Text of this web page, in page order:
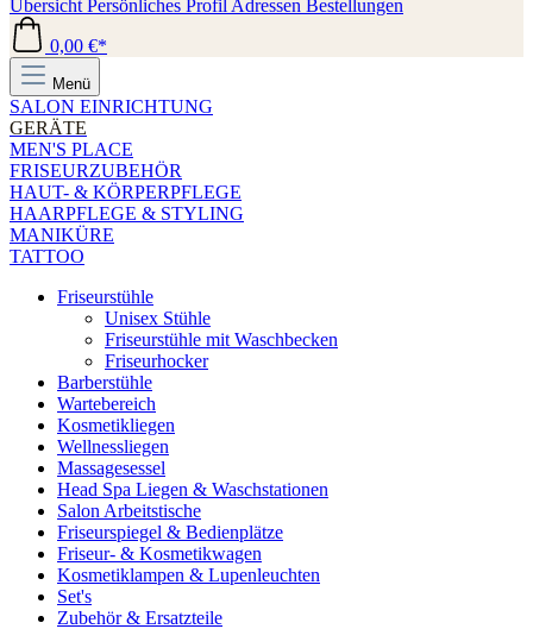
Übersicht Persönliches Profil Adressen Bestellungen
0,00 €*
Menü
SALON EINRICHTUNG
GERÄTE
MEN'S PLACE
FRISEURZUBEHÖR
HAUT- & KÖRPERPFLEGE
HAARPFLEGE & STYLING
MANIKÜRE
TATTOO
Friseurstühle
Unisex Stühle
Friseurstühle mit Waschbecken
Friseurhocker
Barberstühle
Wartebereich
Kosmetikliegen
Wellnessliegen
Massagesessel
Head Spa Liegen & Waschstationen
Salon Arbeitstische
Friseurspiegel & Bedienplätze
Friseur- & Kosmetikwagen
Kosmetiklampen & Lupenleuchten
Set's
Zubehör & Ersatzteile